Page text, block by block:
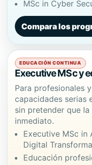
MSc in Cyber
Compara los
EDUCACIÓN CONTINUA
Executive MSc y
Para profesionales
capacidades serias
sin pretender que
inmediato.
Executive MSc
Digital
Educación